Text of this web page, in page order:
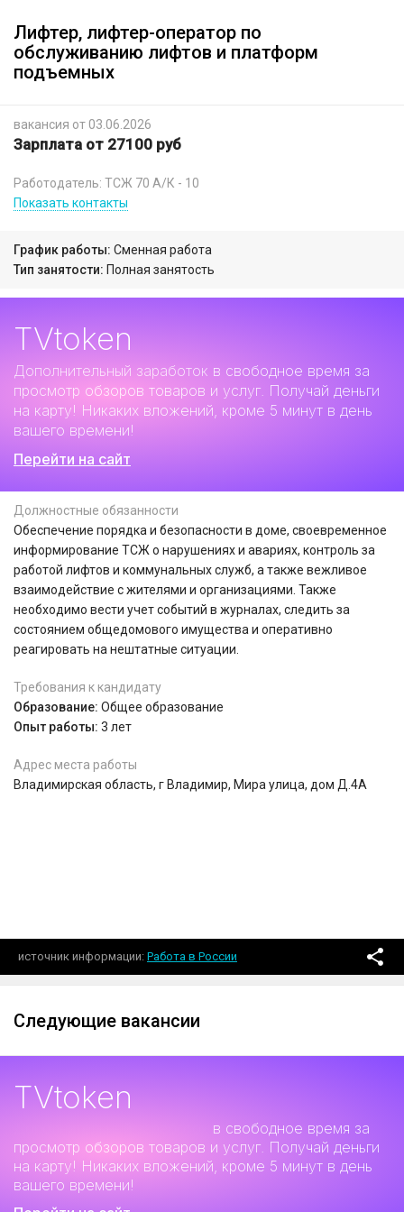
Лифтер, лифтер-оператор по
обслуживанию лифтов и платформ
подъемных
вакансия от 03.06.2026
Зарплата от 27100 руб
Работодатель: ТСЖ 70 А/К - 10
Показать контакты
График работы: Сменная работа
Тип занятости: Полная занятость
TVtoken
Дополнительный заработок в свободное время за
просмотр обзоров товаров и услуг. Получай деньги
на карту! Никаких вложений, кроме 5 минут в день
вашего времени!
Перейти на сайт
Должностные обязанности
Обеспечение порядка и безопасности в доме, своевременное
информирование ТСЖ о нарушениях и авариях, контроль за
работой лифтов и коммунальных служб, а также вежливое
взаимодействие с жителями и организациями. Также
необходимо вести учет событий в журналах, следить за
состоянием общедомового имущества и оперативно
реагировать на нештатные ситуации.
Требования к кандидату
Образование: Общее образование
Опыт работы: 3 лет
Адрес места работы
Владимирская область, г Владимир, Мира улица, дом Д.4А
источник информации Работа в России
Следующие вакансии
TVtoken
в свободное время за
просмотр обзоров товаров и услуг. Получай деньги
на карту! Никаких вложений, кроме 5 минут в день
вашего времени!